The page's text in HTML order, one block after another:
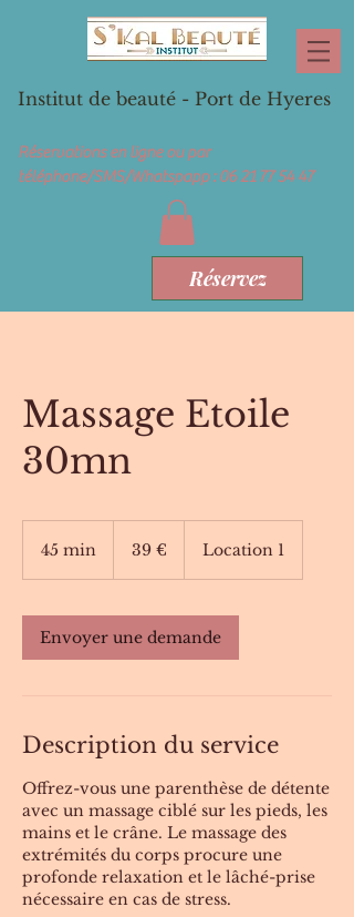
Institut de beauté - Port de Hyeres
Réservations en ligne ou par
téléphone/SMS/Whatspapp :06 21 77 54 47
Réservez
Massage Etoile
30mn
45 min
i
n
39 € Location 1
Envoyer une demande
Description du service
Offrez-vous une parenthèse de détente
avec un massage ciblé sur les pieds, les
mains et le crâne. Le massage des
extrémités du corps procure une
profonde relaxation et le lâché-prise
nécessaire en cas de stress.